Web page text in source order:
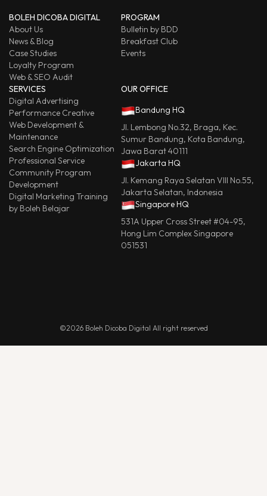
BOLEH DICOBA DIGITAL
About Us
News & Blog
Case Studies
Loyalty Program
Web & SEO Audit
PROGRAM
Bulletin by BDD
Breakfast Club
Events
SERVICES
Digital Advertising
Performance Creative
Web Development &
Maintenance
Search Engine Optimization
Professional Service
Community Program
Development
Digital Marketing Training
by Boleh Belajar
OUR OFFICE
Bandung HQ
Jl. Lembong No.32, Braga, Kec.
Sumur Bandung, Kota Bandung,
Jawa Barat 40111
Jakarta HQ
Jl. Kemang Raya Selatan VIII No.55,
Jakarta Selatan, Indonesia
Singapore HQ
531A Upper Cross Street #04-95,
Hong Lim Complex Singapore
051531
©2026 Boleh Dicoba Digital All right reserved